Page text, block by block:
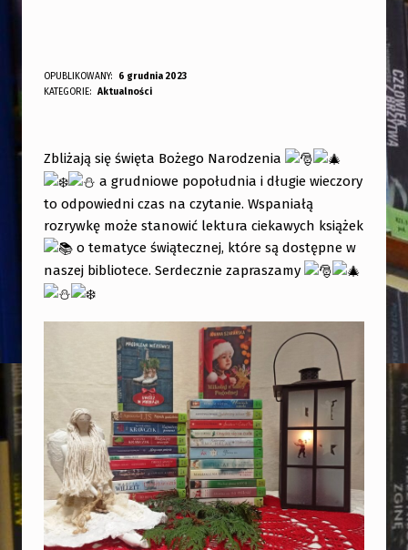
K
Ą
Ż
K
I
N
A
Ś
T
A
OPUBLIKOWANY: 6 grudnia 2023
DODANY PRZEZ:
KATEGORIE: Aktualności
Zbliżają się święta Bożego Narodzenia
a grudniowe popołudnia i długie wieczory
to odpowiedni czas na czytanie. Wspaniałą
rozrywkę może stanowić lektura ciekawych książek
o tematyce świątecznej, które są dostępne w
naszej bibliotece. Serdecznie zapraszamy